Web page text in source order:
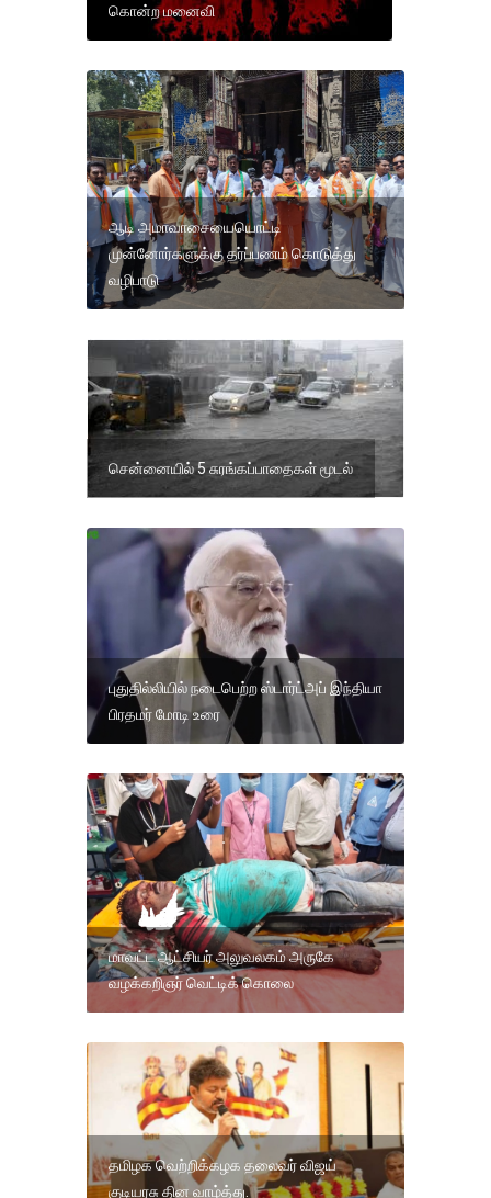
கொன்ற மனைவி
ஆடி அமாவாசையையொட்டி
முன்னோர்களுக்கு தர்ப்பணம் கொடுத்து
வழிபாடு
சென்னையில் 5 சுரங்கப்பாதைகள் மூடல்
புதுதில்லியில் நடைபெற்ற ஸ்டார்ட்அப் இந்தியா
பிரதமர் மோடி உரை
மாவட்ட ஆட்சியர் அலுவலகம் அருகே
வழக்கறிஞர் வெட்டிக் கொலை
தமிழக வெற்றிக்கழக தலைவர் விஜய்
குடியரசு தின வாழ்த்து.